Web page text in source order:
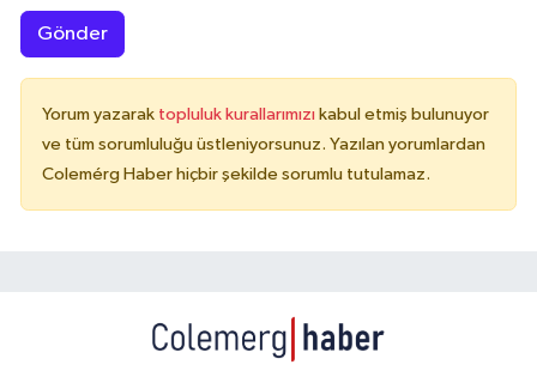
Gönder
Yorum yazarak topluluk kurallarımızı kabul etmiş bulunuyor
ve tüm sorumluluğu üstleniyorsunuz. Yazılan yorumlardan
Colemérg Haber hiçbir şekilde sorumlu tutulamaz.